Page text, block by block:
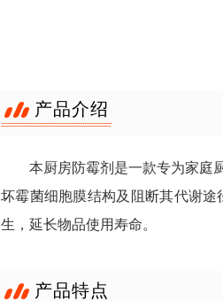
产品介绍
本厨房防霉剂是一款专为家庭
坏霉菌细胞膜结构及阻断其代谢
生，延长物品使用寿命。
产品特点